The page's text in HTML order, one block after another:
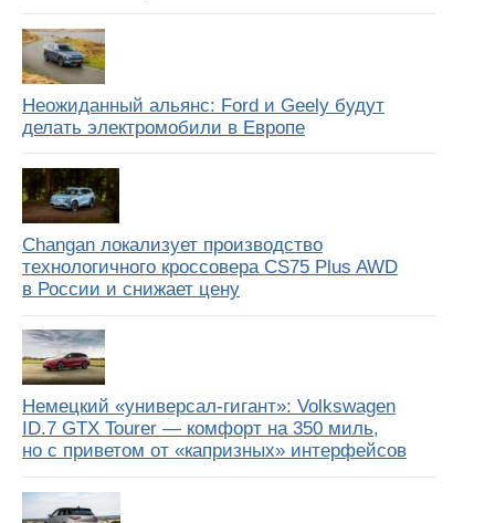
Неожиданный альянс: Ford и Geely будут
делать электромобили в Европе
Changan локализует производство
технологичного кроссовера CS75 Plus AWD
в России и снижает цену
Немецкий «универсал-гигант»: Volkswagen
ID.7 GTX Tourer — комфорт на 350 миль,
но с приветом от «капризных» интерфейсов